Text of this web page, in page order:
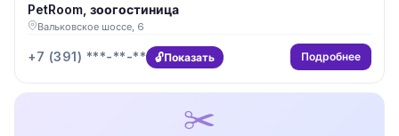
PetRoom, зоогостиница
Вальковское шоссе, 6
+7 (391) ***-**-** Показать Подробнее
✂️